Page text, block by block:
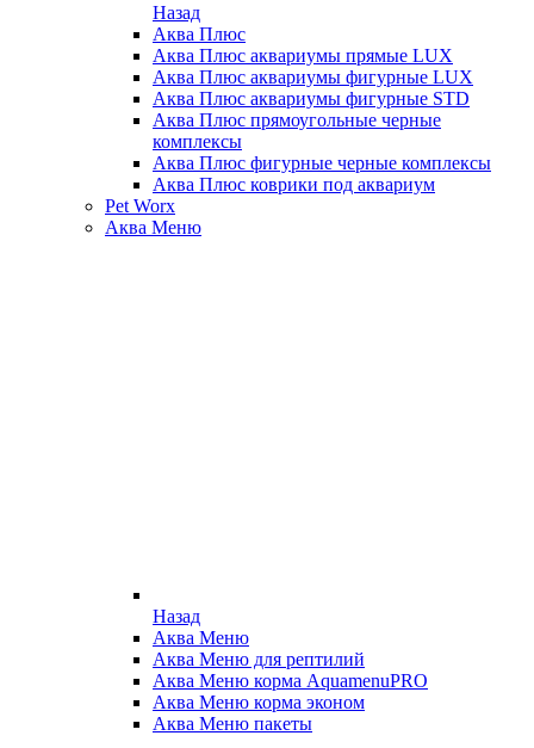
Назад
Аква Плюс
Аква Плюс аквариумы прямые LUX
Аква Плюс аквариумы фигурные LUX
Аква Плюс аквариумы фигурные STD
Аква Плюс прямоугольные черные
комплексы
Аква Плюс фигурные черные комплексы
Аква Плюс коврики под аквариум
Pet Worx
Аква Меню
Назад
Аква Меню
Аква Меню для рептилий
Аква Меню корма AquamenuPRO
Аква Меню корма эконом
Аква Меню пакеты